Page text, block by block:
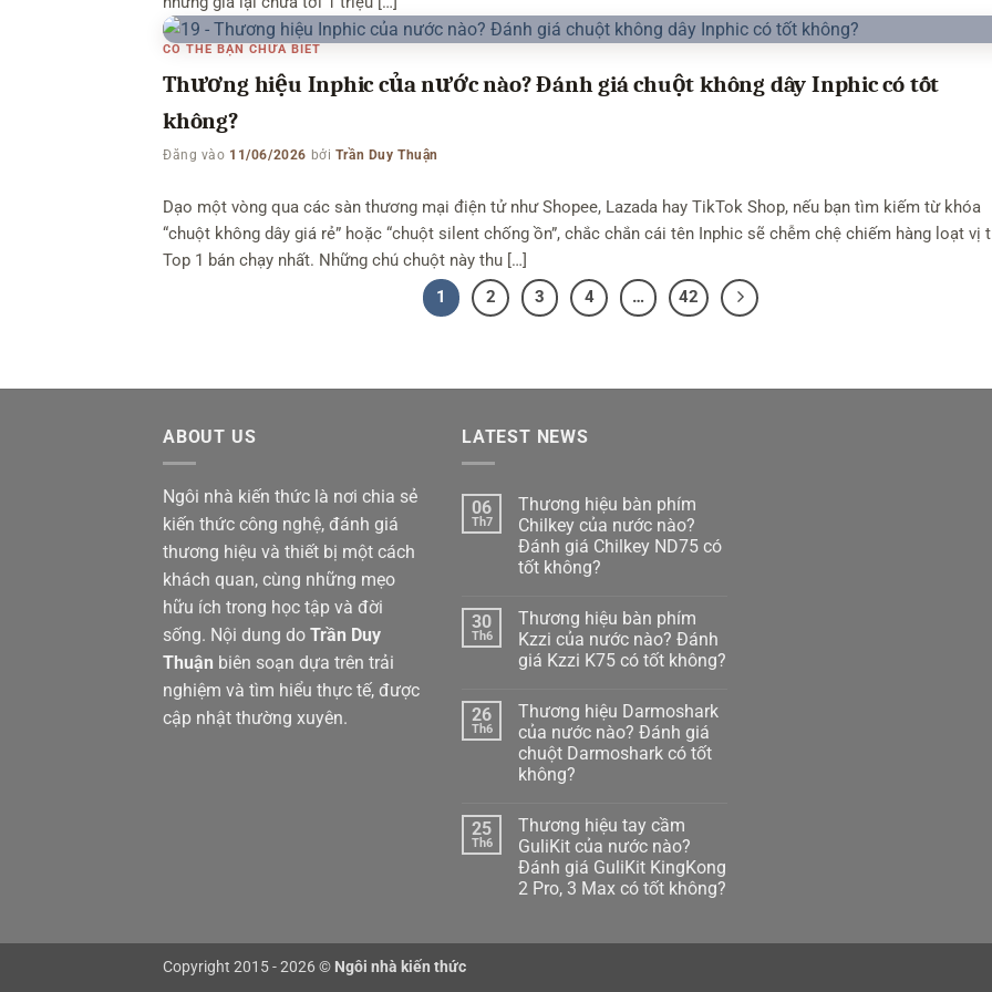
CÓ THỂ BẠN CHƯA BIẾT
Thương hiệu Inphic của nước nào? Đánh giá chuột không dây Inphic có tốt
không?
Đăng vào 11/06/2026 bởi Trần Duy Thuận
Dạo một vòng qua các sàn thương mại điện tử như Shopee, Lazada hay TikTok Shop, nếu bạn tìm kiếm từ khóa
“chuột không dây giá rẻ” hoặc “chuột silent chống ồn”, chắc chắn cái tên Inphic sẽ chễm chệ chiếm hàng loạt vị
Top 1 bán chạy nhất. Những chú chuột này thu […]
1
2 3 4 … 42
ABOUT US
Ngôi nhà kiến thức là nơi chia sẻ
kiến thức công nghệ, đánh giá
thương hiệu và thiết bị một cách
khách quan, cùng những mẹo
hữu ích trong học tập và đời
sống. Nội dung do Trần Duy
Thuận biên soạn dựa trên trải
nghiệm và tìm hiểu thực tế, được
cập nhật thường xuyên.
LATEST NEWS
06
Th7
Thương hiệu bàn phím
Chilkey của nước nào?
Đánh giá Chilkey ND75 có
tốt không?
bình
luận
ở
Thương
phím
Chilkey
của
nước
nào?
Đánh
ND75
có
tốt
không?
30
Th6
Thương hiệu bàn phím
Kzzi của nước nào? Đánh
giá Kzzi K75 có tốt không?
bình
luận
ở
Thương
hiệu
bàn
của
nước
nào?
Đánh
giá
Kzzi
tốt
26
Th6
Thương hiệu Darmoshark
của nước nào? Đánh giá
chuột Darmoshark có tốt
không?
bình
luận
ở
Thương
hiệu
Darmoshark
nào?
25
Th6
Thương hiệu tay cầm
GuliKit của nước nào?
Đánh giá GuliKit KingKong
2 Pro, 3 Max có tốt không?
bình
Copyright 2015 - 2026 © Ngôi nhà kiến thức